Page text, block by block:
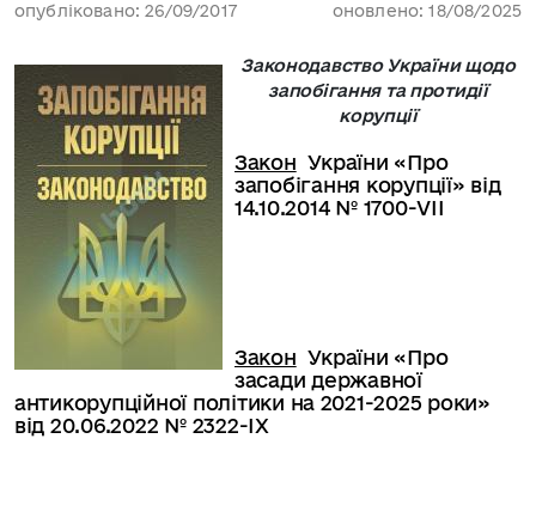
опубліковано: 26/09/2017 оновлено: 18/08/2025
Законодавство України щодо
запобігання та протидії
корупції
Закон України «Про
запобігання корупції» від
14.10.2014 № 1700-VII
Закон України «Про
засади державної
антикорупційної політики на 2021-2025 роки»
від 20.06.2022 № 2322-IX